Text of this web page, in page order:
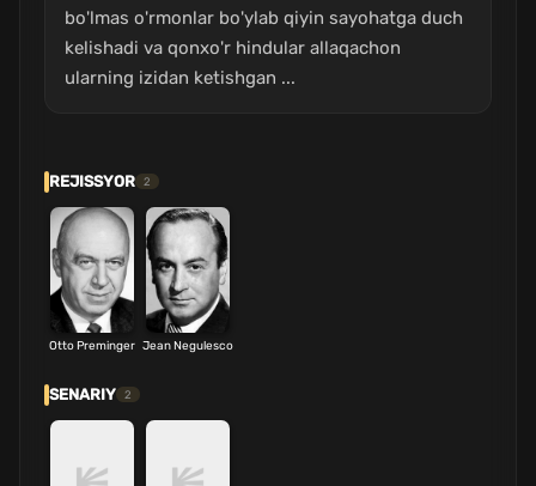
bo'lmas o'rmonlar bo'ylab qiyin sayohatga duch
kelishadi va qonxo'r hindular allaqachon
ularning izidan ketishgan ...
REJISSYOR 2
Otto Preminger Jean Negulesco
SENARIY 2